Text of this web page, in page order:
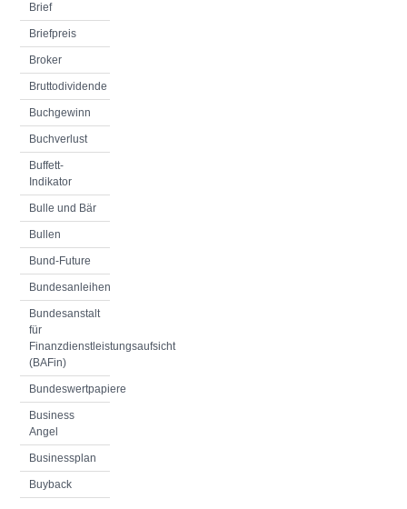
Brief
Briefpreis
Broker
Bruttodividende
Buchgewinn
Buchverlust
Buffett-
Indikator
Bulle und Bär
Bullen
Bund-Future
Bundesanleihen
Bundesanstalt
für
Finanzdienstleistungsaufsicht
(BAFin)
Bundeswertpapiere
Business
Angel
Businessplan
Buyback